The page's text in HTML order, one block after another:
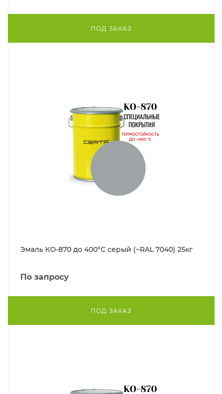
ПОД ЗАКАЗ
Эмаль КО-870 до 400°С серый (~RAL 7040) 25кг
По запросу
ПОД ЗАКАЗ